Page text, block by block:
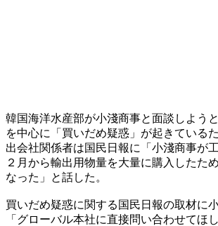
韓国海洋水産部が小淺商事と面談しよう
を中心に「買いだめ疑惑」が起きている
出会社関係者は国民日報に「小淺商事が
２月から輸出用物量を大量に購入したた
なった」と話した。
買いだめ疑惑に関する国民日報の取材に
「グローバル本社に直接問い合わせてほ